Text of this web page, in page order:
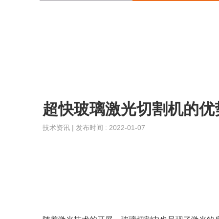
超快玻璃激光切割机的优
技术资讯 | 发布时间 : 2022-01-07